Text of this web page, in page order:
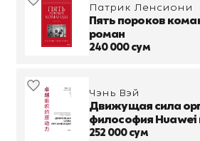
Патрик Ленсиони
Пять пороков
роман
240 000 сум
Чэнь Вэй
Движущая сила
философия Huawei
преодолевать
252 000 сум